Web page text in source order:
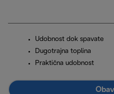
Udobnost dok spavate
Dugotrajna toplina
Praktična udobnost